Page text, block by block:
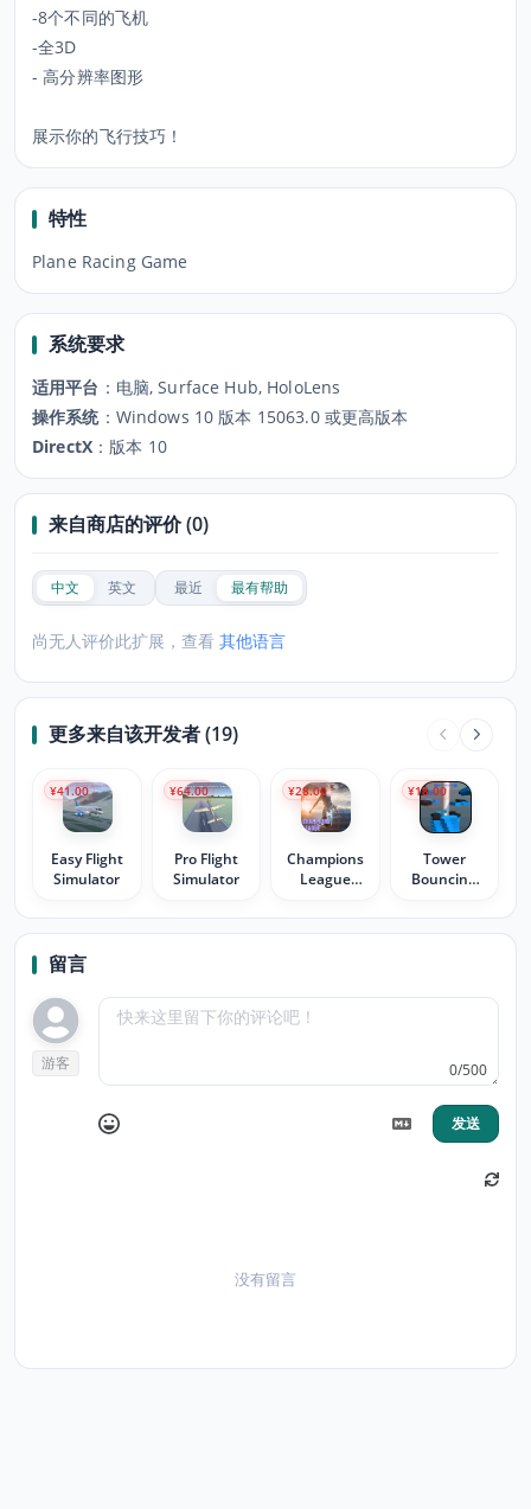
-8个不同的飞机
-全3D
- 高分辨率图形
展示你的飞行技巧！
特性
系统要求
适用平台 ： 电脑, Surface Hub, HoloLens
操作系统： Windows 10 版本 15063.0 或更高版本
DirectX： 版本 10
来自商店的评价 (0)
中文 英文 最近 最有帮助
尚无人评价此扩展，查看 其他语言
更多来自该开发者 (19)
Easy Flight
Simulator
¥41.00
Pro Flight
Simulator
¥64.00
Champions
League
¥28.00
Tower
Bouncing
¥18.00
留言
游客 0/500
发送
没有留言